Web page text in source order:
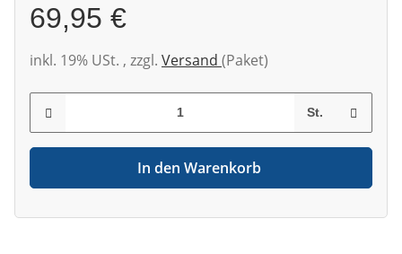
69,95 €
inkl. 19% USt. , zzgl. Versand (Paket)
St.
In den Warenkorb